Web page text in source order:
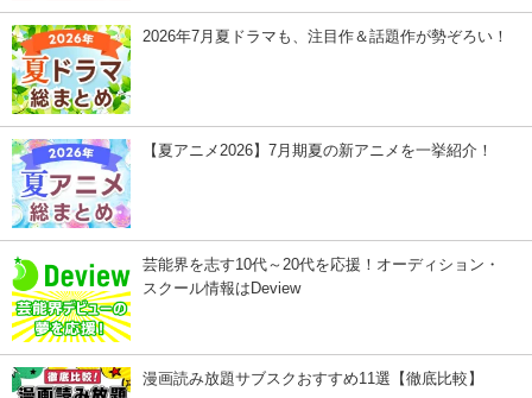
2026年7月夏ドラマも、注目作＆話題作が勢ぞろい！
【夏アニメ2026】7月期夏の新アニメを一挙紹介！
芸能界を志す10代～20代を応援！オーディション・
スクール情報はDeview
漫画読み放題サブスクおすすめ11選【徹底比較】